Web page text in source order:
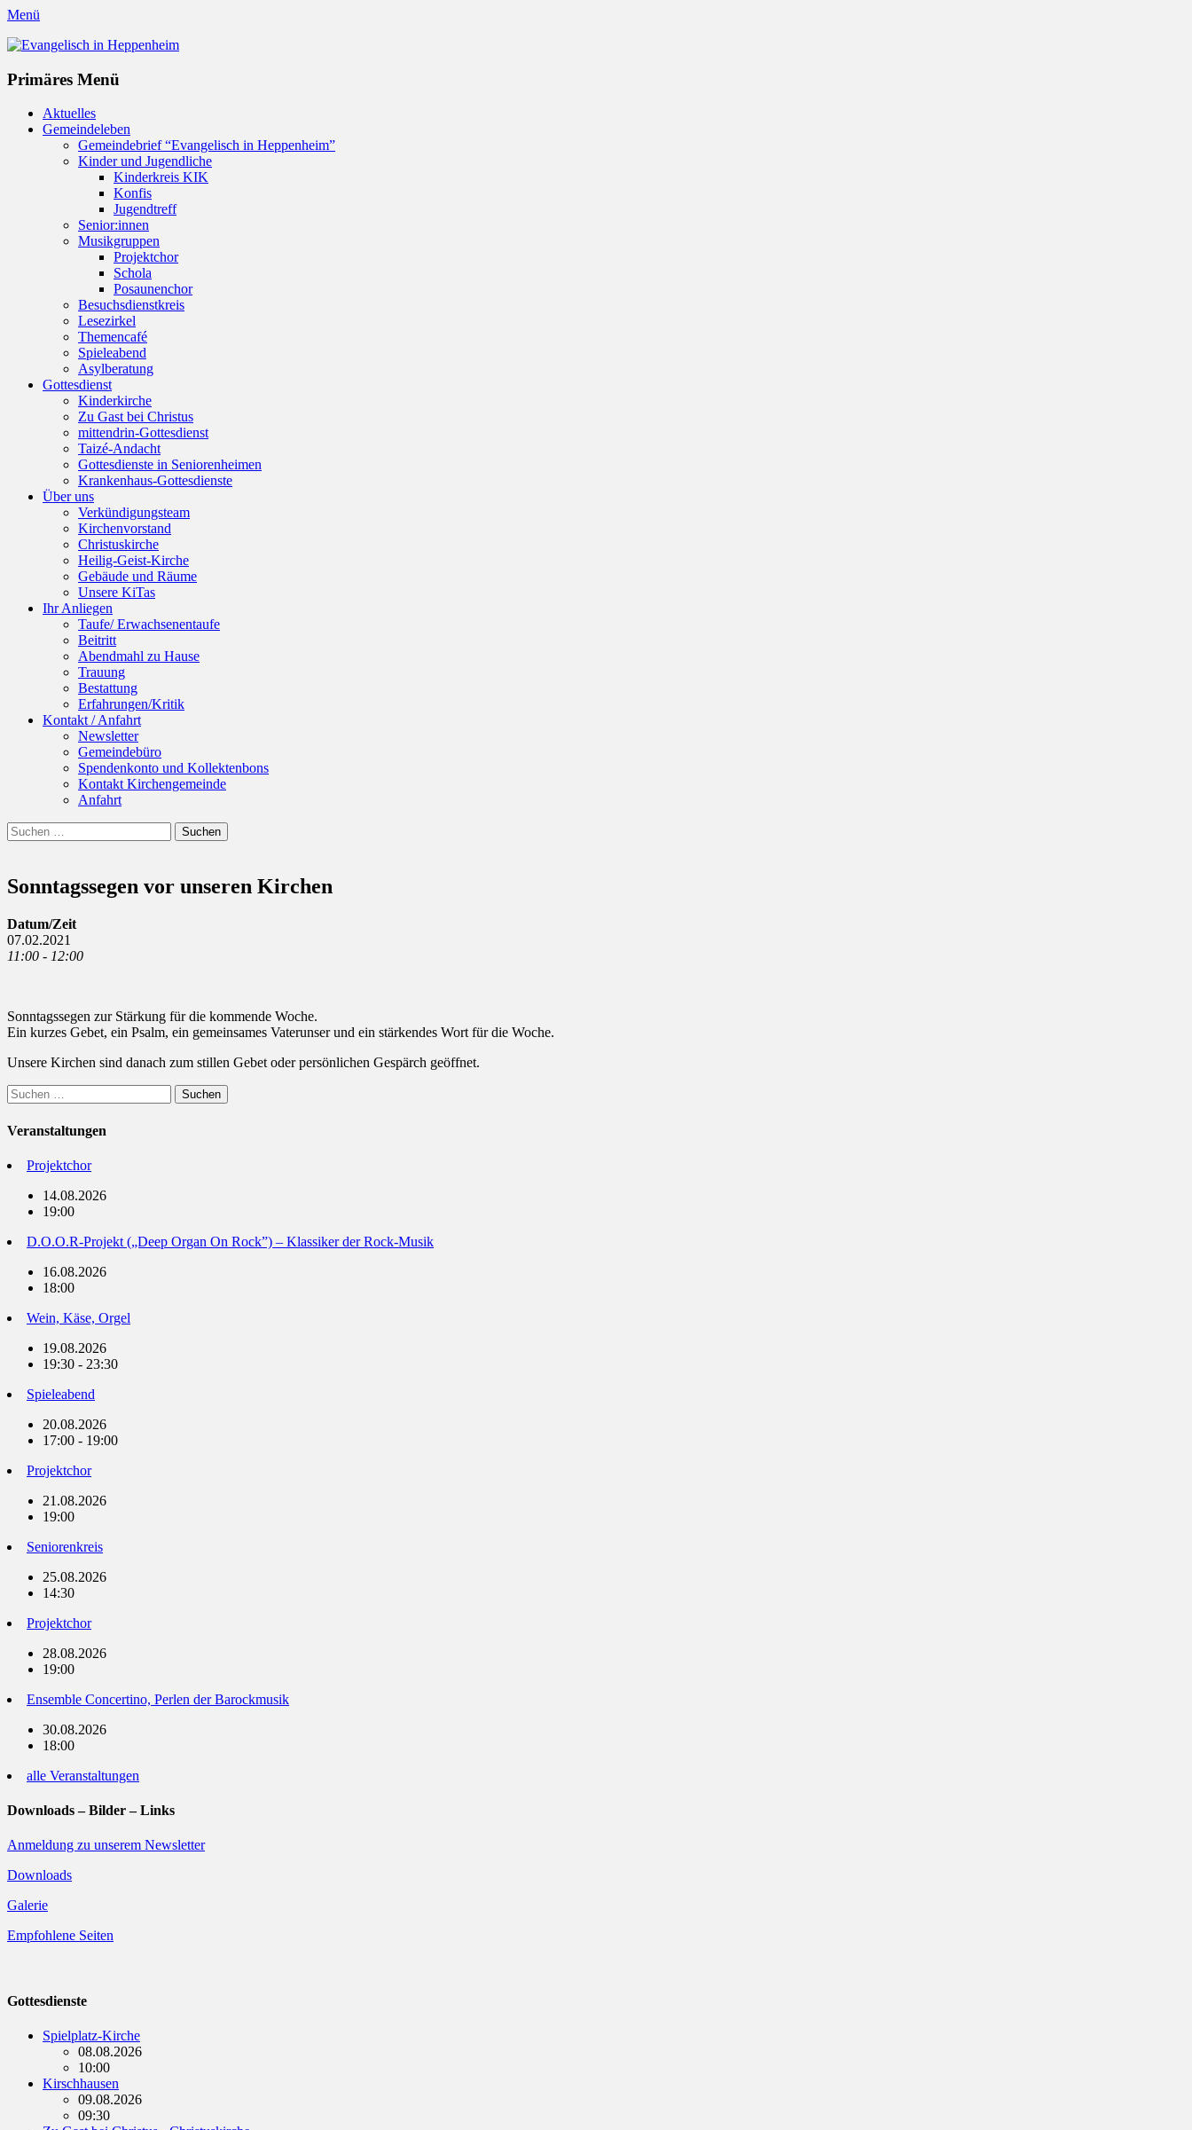
Menü
Evangelisch in Heppenheim
Primäres Menü
Zum
Inhalt
Aktuelles
Gemeindeleben
Gemeindebrief “Evangelisch in Heppenheim”
Kinder und Jugendliche
Kinderkreis KIK
Konfis
Jugendtreff
Senior:innen
Musikgruppen
Projektchor
Schola
Posaunenchor
Besuchsdienstkreis
Lesezirkel
Themencafé
Spieleabend
Asylberatung
Gottesdienst
Kinderkirche
Zu Gast bei Christus
mittendrin-Gottesdienst
Taizé-Andacht
Gottesdienste in Seniorenheimen
Krankenhaus-Gottesdienste
Über uns
Verkündigungsteam
Kirchenvorstand
Christuskirche
Heilig-Geist-Kirche
Gebäude und Räume
Unsere KiTas
Ihr Anliegen
Taufe/ Erwachsenentaufe
Beitritt
Abendmahl zu Hause
Trauung
Bestattung
Erfahrungen/Kritik
Kontakt / Anfahrt
Newsletter
Gemeindebüro
Spendenkonto und Kollektenbons
Kontakt Kirchengemeinde
Anfahrt
Suchen
Suchen
nach:
Sonntagssegen vor unseren Kirchen
Datum/Zeit
07.02.2021
11:00 - 12:00
Sonntagssegen zur Stärkung für die kommende Woche.
Ein kurzes Gebet, ein Psalm, ein gemeinsames Vaterunser und ein stärkendes Wort für die Woche.
Unsere Kirchen sind danach zum stillen Gebet oder persönlichen Gespärch geöffnet.
Suchen
nach:
Veranstaltungen
Projektchor
14.08.2026
19:00
D.O.O.R-Projekt („Deep Organ On Rock”) – Klassiker der Rock-Musik
16.08.2026
18:00
Wein, Käse, Orgel
19.08.2026
19:30 - 23:30
Spieleabend
20.08.2026
17:00 - 19:00
Projektchor
21.08.2026
19:00
Seniorenkreis
25.08.2026
14:30
Projektchor
28.08.2026
19:00
Ensemble Concertino, Perlen der Barockmusik
30.08.2026
18:00
alle Veranstaltungen
Downloads – Bilder – Links
Anmeldung zu unserem Newsletter
Downloads
Galerie
Empfohlene Seiten
Gottesdienste
Spielplatz-Kirche
08.08.2026
10:00
Kirschhausen
09.08.2026
09:30